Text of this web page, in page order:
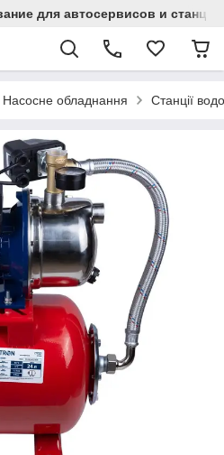
для автосервисов и
Насосне обладнання Станції